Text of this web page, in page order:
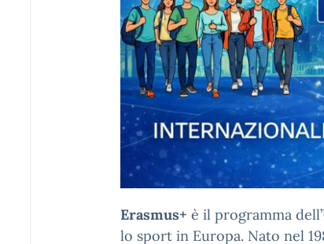
Erasmus+ è il programma
lo sport in Europa. Nato nel